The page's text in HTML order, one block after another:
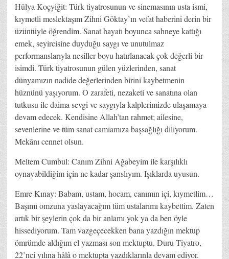
Hülya Koçyiğit: Türk tiyatrosunun ve sinemasının usta ismi,
kıymetli meslektaşım Zihni Göktay’ın vefat haberini derin bir
üzüntüyle öğrendim. Sanat hayatı boyunca sahneye kattığı
emek, seyircisine duyduğu saygı ve unutulmaz
performanslarıyla nesiller boyu hatırlanacak çok değerli bir
isimdi. Türk tiyatrosunun gülen yüzlerinden, sanat
dünyamızın nadide değerlerinden birini kaybetmenin
hüznünü yaşıyorum. O zarafeti, nezaketi ve sanatına olan
tutkusu ile daima sevgi ve saygıyla kalplerimizde ulaşamaya
devam edecek. Kendisine Allah’tan rahmet; ailesine,
sevenlerine ve tüm sanat camiamıza başsağlığı diliyorum.
Mekânı cennet olsun.
Meltem Cumbul: Canım Zihni Ağabeyim ile karşılıklı
oynayabildiğim için ne kadar şanslıyım. Işıklarda uyusun.
Emre Kınay: Babam, ustam, hocam, canımın içi, kıymetlim…
Başımı omzuna yaslayacağım tüm ustalarımı kaybettim. Zaten
artık bir şeylerin çok da bir anlamı yok ya da ben öyle
hissediyorum. Tam vazgeçecekken bana yazdığın mektup
ömrümde aldığım el yazması son mektuptu. Duru Tiyatro,
22’nci yılına hâlâ o mektupta yazdıklarınla devam ediyor.